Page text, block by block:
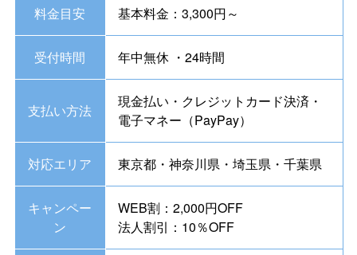
料金目安 基本料金：3,300円～
受付時間 年中無休 ・24時間
支払い方法
現金払い・クレジットカード決済・
電子マネー（PayPay）
対応エリア 東京都・神奈川県・埼玉県・千葉県
キャンペー
ン
WEB割：2,000円OFF
法人割引：10％OFF